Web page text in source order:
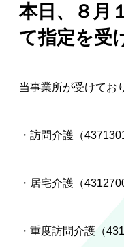
本日、８月
て指定を受
当事業所が受けてお
・訪問介護（
・居宅介護（
・重度訪問介護（